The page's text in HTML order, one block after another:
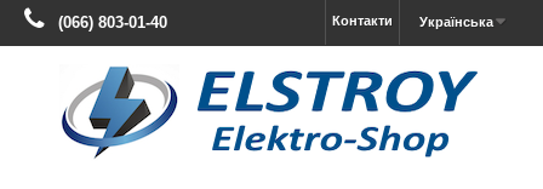
Українська
Контакти
(066) 803-01-40